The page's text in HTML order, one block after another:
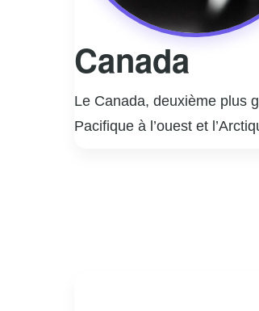
Canada
Le Canada, deuxième plus
Pacifique à l’ouest et
Prairies, en passant par